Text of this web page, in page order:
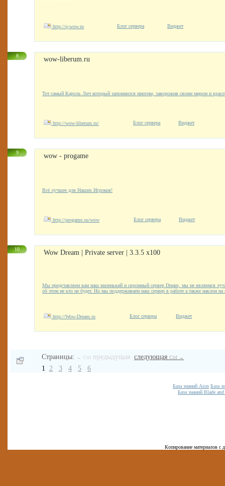
http://q-wow.ru Блог сервера Виджет
8 wow-liberum.ru
Тот самый Кароль Лич который запомнился многим, заворожив своим миром и
http://wow-liberum.ru/ Блог сервера Виджет
9 wow - progame
Всё лучшее для Наших Игроков!
http://progame.su/wow Блог сервера Виджет
10 Wow Dream | Private server | 3.3.5 x100
Мы представляем вам наш маленький и скромный сервер Dream, мы не являемся
об этом не кто не будет. Но мы поддерживаем наш сервер в работе а также наклон на
http://Wow-Dream.ru Блог сервера Виджет
Страницы: ← Ctrl предыдущая следующая Ctrl →
1 2 3 4 5 6
База знаний Aion База
База знаний Blade
Копирование материалов с